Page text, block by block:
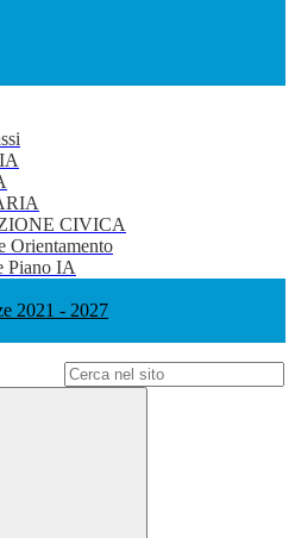
CIVICA
Orientamento
Piano IA
2021 - 2027